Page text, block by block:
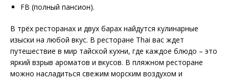
FB (полный пансион).
В трёх ресторанах и двух барах найдутся кулинарные
изыски на любой вкус. В ресторане Thai вас ждет
путешествие в мир тайской кухни, где каждое блюдо – это
яркий взрыв ароматов и вкусов. В пляжном ресторане
можно насладиться свежим морским воздухом и